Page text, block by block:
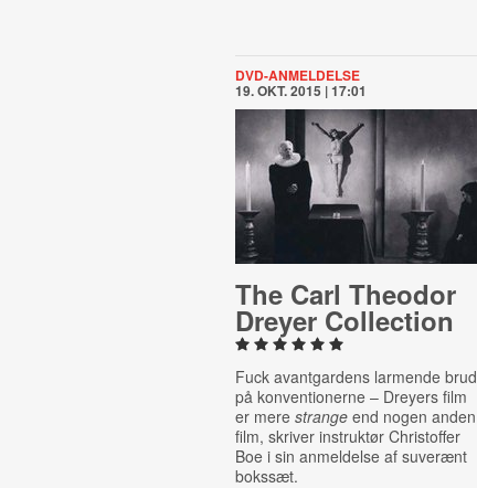
DVD-ANMELDELSE
19. OKT. 2015 | 17:01
The Carl Theodor
Dreyer Col­lec­tion
Fuck avantgardens larmende brud
på konventionerne – Dreyers film
er mere strange end nogen anden
film, skriver instruktør Christoffer
Boe i sin anmeldelse af suverænt
bokssæt.